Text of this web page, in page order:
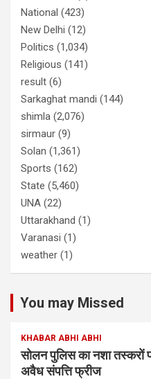
National (423)
New Delhi (12)
Politics (1,034)
Religious (141)
result (6)
Sarkaghat mandi (144)
shimla (2,076)
sirmaur (9)
Solan (1,361)
Sports (162)
State (5,460)
UNA (22)
Uttarakhand (1)
Varanasi (1)
weather (1)
You may Missed
KHABAR ABHI ABHI
सोलन पुलिस का नशा तस्करों
अवैध संपत्ति फ्रीज